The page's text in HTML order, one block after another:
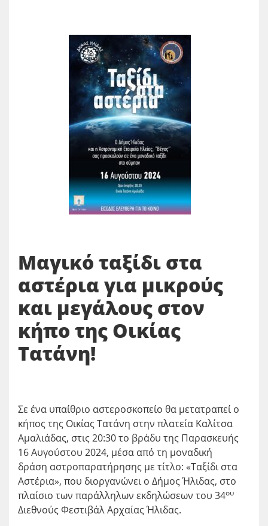
Μαγικό ταξίδι στα
αστέρια για μικρούς
και μεγάλους στον
κήπο της Οικίας
Τατάνη!
Σε ένα υπαίθριο αστεροσκοπείο θα μετατραπεί ο
κήπος της Οικίας Τατάνη στην πλατεία Καλίτσα
Αμαλιάδας, στις 20:30 το βράδυ της Παρασκευής
16 Αυγούστου 2024, μέσα από τη μοναδική
δράση αστροπαρατήρησης με τίτλο: «Ταξίδι στα
Αστέρια», που διοργανώνει ο Δήμος Ήλιδας, στο
πλαίσιο των παράλληλων εκδηλώσεων του 34ου
Διεθνούς Φεστιβάλ Αρχαίας Ήλιδας.